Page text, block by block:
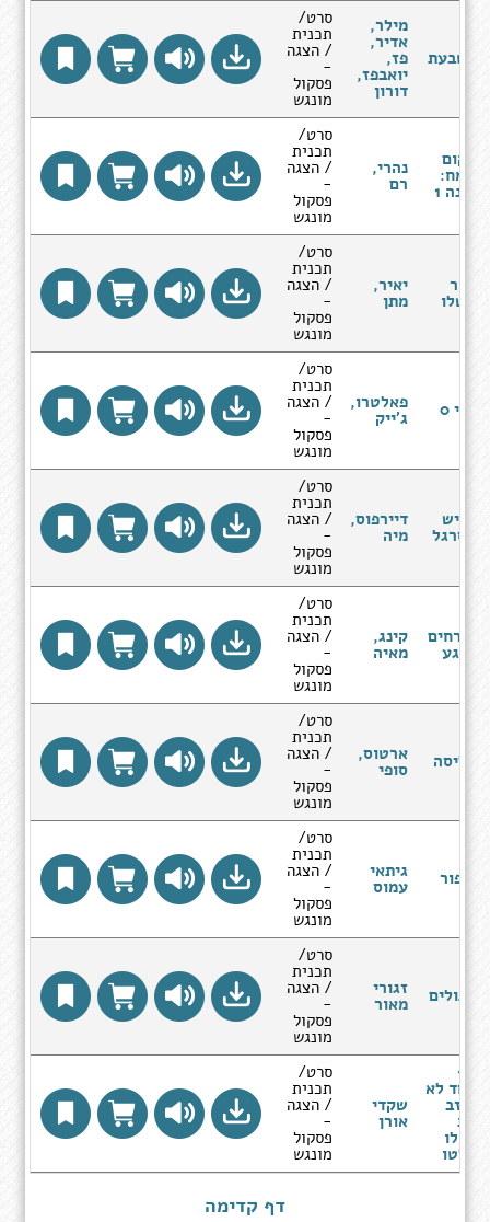
הטבעת
מילר,
אדיר,
פז,
יואבפז,
דורון
סרט/
תכנית
/ הצגה
-
פסקול
מונגש
מקום
שמח:
עונה 1
נהרי,
רם
סרט/
תכנית
/ הצגה
-
פסקול
מונגש
חדר
משלו
יאיר,
מתן
סרט/
תכנית
/ הצגה
-
פסקול
מונגש
יוני 0 פאלטרו,
ג'ייק
סרט/
תכנית
/ הצגה
-
פסקול
מונגש
כביש
הסרגל
דיירפוס,
מיה
סרט/
תכנית
/ הצגה
-
פסקול
מונגש
אורחים
לרגע
קינג,
מאיה
סרט/
תכנית
/ הצגה
-
פסקול
מונגש
חליסה ארטוס,
סופי
סרט/
תכנית
/ הצגה
-
פסקול
מונגש
כיפור גיתאי
עמוס
סרט/
תכנית
/ הצגה
-
פסקול
מונגש
בתולים זגורי
מאור
סרט/
תכנית
/ הצגה
-
פסקול
מונגש
אף
אחד לא
עוזב
את
פאלו
אלטו
שקדי
אורן
סרט/
תכנית
/ הצגה
-
פסקול
מונגש
דף קדימה